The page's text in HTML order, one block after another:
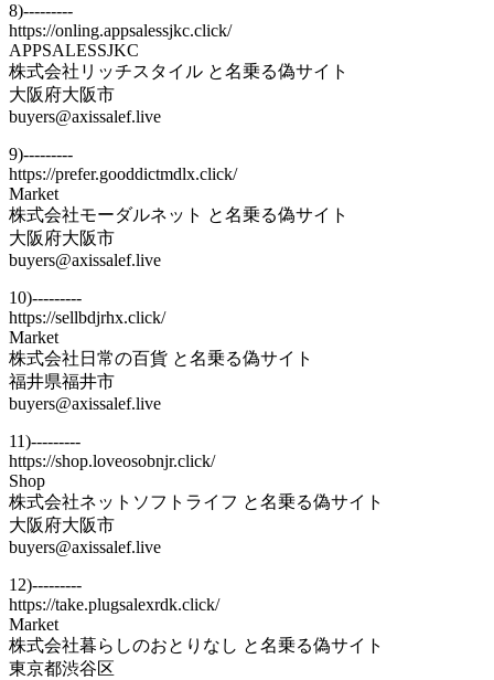
8)---------
https://onling.appsalessjkc.click/
APPSALESSJKC
株式会社リッチスタイル と名乗る偽サイト
大阪府大阪市
buyers@axissalef.live
9)---------
https://prefer.gooddictmdlx.click/
Market
株式会社モーダルネット と名乗る偽サイト
大阪府大阪市
buyers@axissalef.live
10)---------
https://sellbdjrhx.click/
Market
株式会社日常の百貨 と名乗る偽サイト
福井県福井市
buyers@axissalef.live
11)---------
https://shop.loveosobnjr.click/
Shop
株式会社ネットソフトライフ と名乗る偽サイト
大阪府大阪市
buyers@axissalef.live
12)---------
https://take.plugsalexrdk.click/
Market
株式会社暮らしのおとりなし と名乗る偽サイト
東京都渋谷区